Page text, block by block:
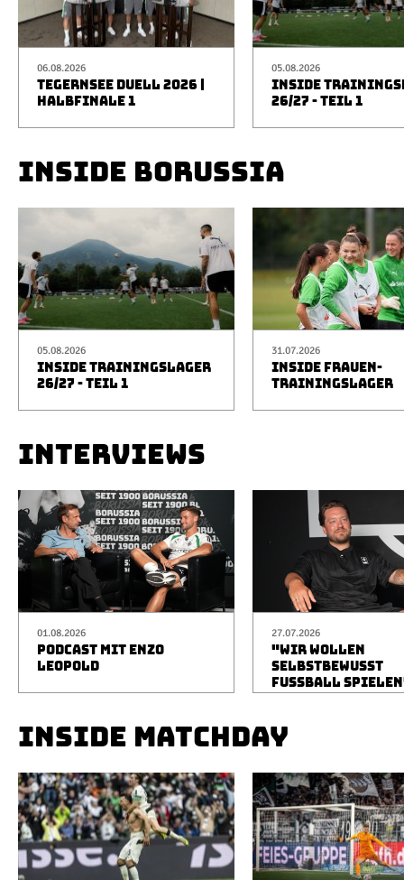
06.08.2026
TEGERNSEE DUELL 2026 |
HALBFINALE 1
05.08.2026
INSIDE
26/27 - TEIL 1
INSIDE BORUSSIA
05.08.2026
INSIDE TRAININGSLAGER
26/27 - TEIL 1
31.07.2026
INSIDE FRAUEN-
TRAININGSLAGER
INTERVIEWS
01.08.2026
PODCAST MIT ENZO
LEOPOLD
27.07.2026
"WIR WOLLEN
SELBSTBEWUSST
FUSSBALL
INSIDE MATCHDAY